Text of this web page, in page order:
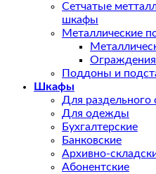
Сетчатые
шкафы
Металлические
Поддоны и
Шкафы
Для раздельного
Для одежды
Бухгалтерские
Банковские
Архивно-
Абонентские